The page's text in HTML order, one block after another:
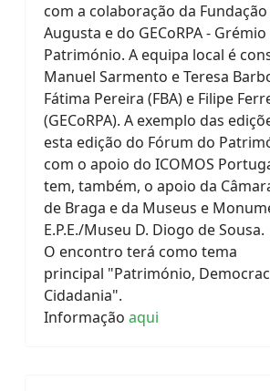
com a colaboração da
Augusta e do GECoRPA -
Património. A equipa local é
Manuel Sarmento e Teresa
Fátima Pereira (FBA) e Filipe
(GECoRPA). A exemplo das
esta edição do Fórum do
com o apoio do ICOMOS
tem, também, o apoio da
de Braga e da Museus e
E.P.E./Museu D. Diogo de Sousa.
O encontro terá como tema
principal "Património,
Cidadania".
Informação aqui